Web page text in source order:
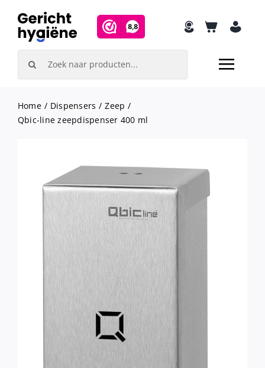
content
Home Dispensers
Zeep
Qbic-line zeepdispenser 400 ml